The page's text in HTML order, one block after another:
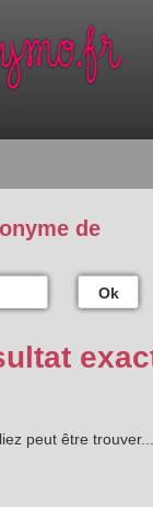
de
Ok
peut être trouver...